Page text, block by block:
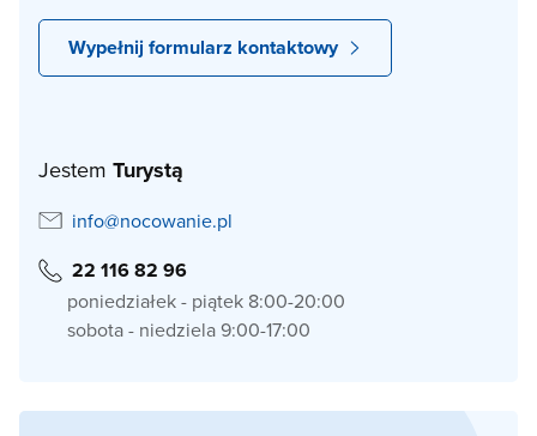
Wypełnij formularz kontaktowy
Jestem Turystą
info@nocowanie.pl
22 116 82 96
poniedziałek - piątek 8:00-20:00
sobota - niedziela 9:00-17:00